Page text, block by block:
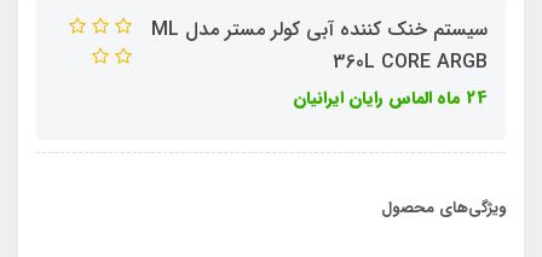
سیستم خنک کننده آبی کولر مستر مدل ML
360L CORE ARGB
24 ماه الماس رایان ایرانیان
ویژگی‌های محصول